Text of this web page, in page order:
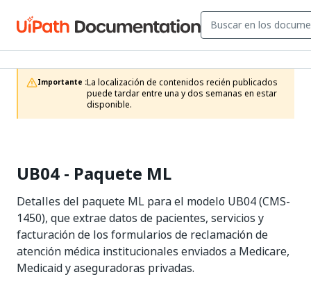
Importante :La localización de contenidos recién publicados
puede tardar entre una y dos semanas en estar
disponible.
UB04 - Paquete ML
Detalles del paquete ML para el modelo UB04 (CMS-
1450), que extrae datos de pacientes, servicios y
facturación de los formularios de reclamación de
atención médica institucionales enviados a Medicare,
Medicaid y aseguradoras privadas.